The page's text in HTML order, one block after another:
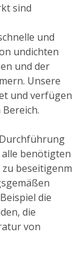
sind
und
undichten
und der
Unsere
und verfügen
benötigten
beseitigenm
die
die
von